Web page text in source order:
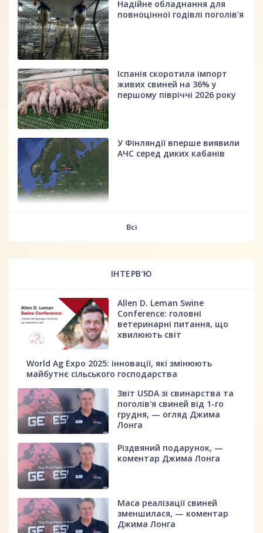
Надійне обладнання для
повноцінної годівлі поголів'я
Іспанія скоротила імпорт
живих свиней на 36% у
першому півріччі 2026 року
У Фінляндії вперше виявили
АЧС серед диких кабанів
Всі
ІНТЕРВ'Ю
Allen D. Leman Swine
Conference: головні
ветеринарні питання, що
хвилюють світ
World Ag Expo 2025: інновації, які змінюють
майбутнє сільського господарства
Звіт USDA зі свинарства та
поголів'я свиней від 1-го
грудня, — огляд Джима
Лонга
Різдвяний подарунок, —
коментар Джима Лонга
Маса реалізації свиней
зменшилася, — коментар
Джима Лонга